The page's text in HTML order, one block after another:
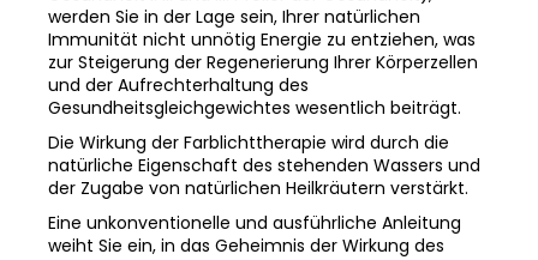
werden Sie in der Lage sein, Ihrer natürlichen
Immunität nicht unnötig Energie zu entziehen, was
zur Steigerung der Regenerierung Ihrer Körperzellen
und der Aufrechterhaltung des
Gesundheitsgleichgewichtes wesentlich beiträgt.
Die Wirkung der Farblichttherapie wird durch die
natürliche Eigenschaft des stehenden Wassers und
der Zugabe von natürlichen Heilkräutern verstärkt.
Eine unkonventionelle und ausführliche Anleitung
weiht Sie ein, in das Geheimnis der Wirkung des